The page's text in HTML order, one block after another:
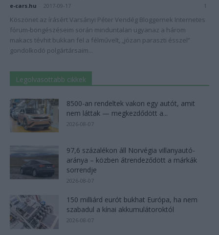
e-cars.hu 2017-09-17 1
Köszönet az írásért Varsányi Péter Vendég Bloggernek Internetes
fórum-böngészéseim során minduntalan ugyanaz a három
makacs tévhit bukkan fel a félművelt, „józan paraszti ésszel”
gondolkodó polgártársaim...
Legolvasottabb cikkek
8500-an rendeltek vakon egy autót, amit
nem láttak — megkezdődött a...
2026-08-07
97,6 százalékon áll Norvégia villanyautó-
aránya – közben átrendeződött a márkák
sorrendje
2026-08-07
150 milliárd eurót bukhat Európa, ha nem
szabadul a kínai akkumulátoroktól
2026-08-07